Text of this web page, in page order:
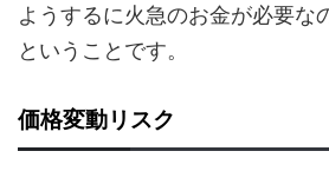
ようするに火急のお金が必要な
ということです。
価格変動リスク